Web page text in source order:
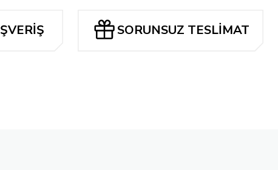
SORUNSUZ TESLİMAT